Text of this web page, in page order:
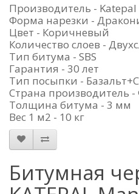
Производитель - Katepal
Форма нарезки -
Цвет - Коричневый
Количество слоев -
Тип битума - SBS
Гарантия - 30 лет
Тип посыпки -
Страна производитель
Толщина битума - 3 мм
Вес 1 м2 - 10 кг
Битумная